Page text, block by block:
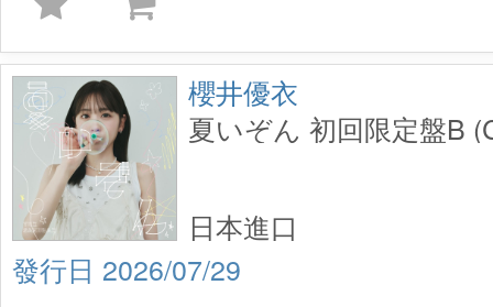
櫻井優衣
夏いぞん 初回限定盤B
2026/07/29
日本進口